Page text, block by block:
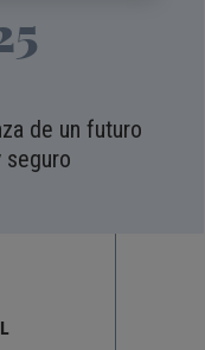
de un futuro
seguro